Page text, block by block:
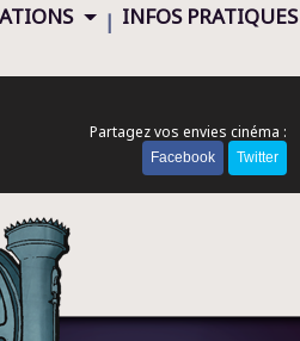
| INFOS PRATIQUES
Partagez vos envies cinéma :
Facebook Twitter